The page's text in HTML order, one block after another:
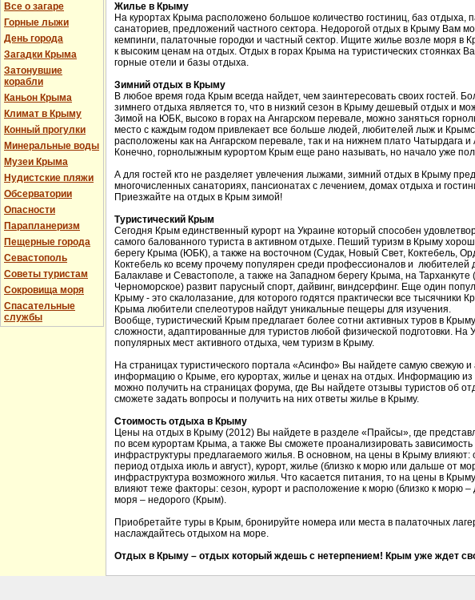
Все о загаре
Горные лыжи
День города
Загадки Крыма
Затонувшие
корабли
Каньон Крыма
Климат в Крыму
Конный прогулки
Минеральные воды
Музеи Крыма
Нудистские пляжи
Обсерватории
Опасности
Парапланеризм
Пещерные города
Севастополь
Советы туристам
Сокровища моря
Спасательные
службы
Жилье в Крыму
На курортах Крыма расположено большое количество гостиниц, баз отдыха,
санаториев, предложений частного сектора. Недорогой отдых в Крыму Вам
кемпинги, палаточные городки и частный сектор. Ищите жилье возле моря в
к высоким ценам на отдых. Отдых в горах Крыма на туристических стоянках
горные отели и базы отдыха.
Зимний отдых в Крыму
В любое время года Крым всегда найдет, чем заинтересовать своих гостей.
зимнего отдыха является то, что в низкий сезон в Крыму дешевый отдых и
Зимой на ЮБК, высоко в горах на Ангарском перевале, можно заняться
место с каждым годом привлекает все больше людей, любителей лыж и
расположены как на Ангарском перевале, так и на нижнем плато Чатырдага
Конечно, горнолыжным курортом Крым еще рано называть, но начало уже
А для гостей кто не разделяет увлечения лыжами, зимний отдых в Крыму
многочисленных санаториях, пансионатах с лечением, домах отдыха и
Приезжайте на отдых в Крым зимой!
Туристический Крым
Сегодня Крым единственный курорт на Украине который способен
самого балованного туриста в активном отдыхе. Пеший туризм в Крыму
берегу Крыма (ЮБК), а также на восточном (Судак, Новый Свет, Коктебель,
Коктебель ко всему прочему популярен среди профессионалов и любителей
Балаклаве и Севастополе, а также на Западном берегу Крыма, на Тарханкуте
Черноморское) развит парусный спорт, дайвинг, виндсерфинг. Еще один
Крыму - это скалолазание, для которого годятся практически все тысячники
Крыма любители спелеотуров найдут уникальные пещеры для изучения.
Вообще, туристический Крым предлагает более сотни активных туров в
сложности, адаптированные для туристов любой физической подготовки. На
популярных мест активного отдыха, чем туризм в Крыму.
На страницах туристического портала «Асинфо» Вы найдете самую свежую и
информацию о Крыме, его курортах, жилье и ценах на отдых. Информацию из
можно получить на страницах форума, где Вы найдете отзывы туристов об
сможете задать вопросы и получить на них ответы жилье в Крыму.
Стоимость отдыха в Крыму
Цены на отдых в Крыму (2012) Вы найдете в разделе «Прайсы», где
по всем курортам Крыма, а также Вы сможете проанализировать зависимость
инфраструктуры предлагаемого жилья. В основном, на цены в Крыму влияют:
период отдыха июль и август), курорт, жилье (близко к морю или дальше от
инфраструктура возможного жилья. Что касается питания, то на цены в
влияют теже факторы: сезон, курорт и расположение к морю (близко к морю –
моря – недорого (Крым).
Приобретайте туры в Крым, бронируйте номера или места в палаточных
наслаждайтесь отдыхом на море.
Отдых в Крыму – отдых который ждешь с нетерпением! Крым уже ждет